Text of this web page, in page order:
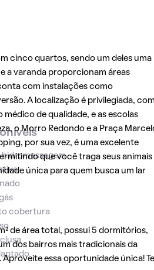
cinco quartos, sendo um deles uma
a varanda proporcionam áreas
com instalações como
A localização é privilegiada, com
de qualidade, e as escolas
o Morro Redondo e a Praça
por sua vez, é uma excelente
que você traga seus animais
única para quem busca um lar
de área total, possui 5 dormitórios,
dos bairros mais tradicionais da
essa oportunidade única!
hidromassagem
cobertura